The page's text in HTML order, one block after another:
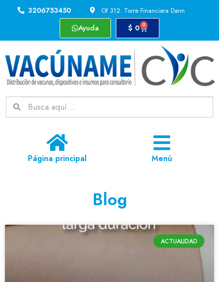
3206753450 Of 312. Torre Financiera Dann
Ayuda $ 0 0
Página principal Menú
Blog
ACTUALIDAD